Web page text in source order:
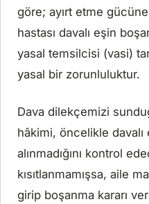
göre; ayırt etme
hastası davalı eşin
yasal temsilcisi (vasi)
yasal bir zorunluluktur.
Dava dilekçemizi
hâkimi, öncelikle davalı
alınmadığını kontrol
kısıtlanmamışsa, aile
girip boşanma kararı